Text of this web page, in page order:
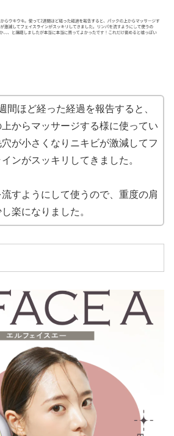
間ほど経った経過を報告すると、
からマッサージする様に使ってい
が小さくなりニキビが激減してフ
ンがスッキリしてきました。
流すようにして使うので、重度の肩
楽になりました。